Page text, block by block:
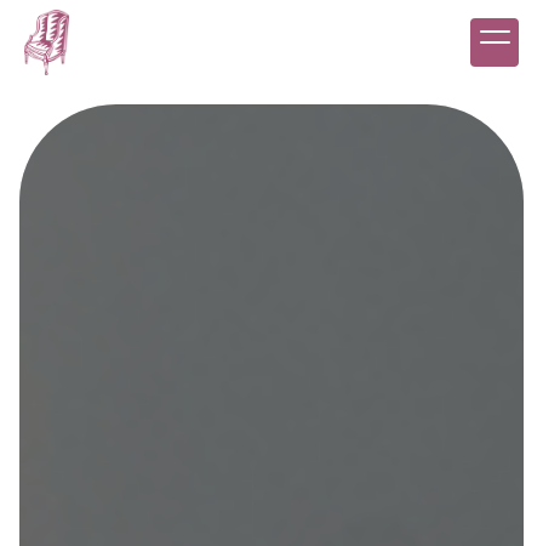
Panneau de gestion des cookies